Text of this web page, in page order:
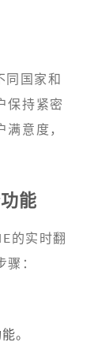
同国家和
保持紧密
满意度，
能
的实时翻
骤：
。